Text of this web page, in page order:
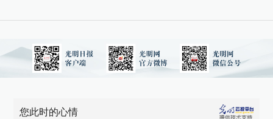
您此时的心情